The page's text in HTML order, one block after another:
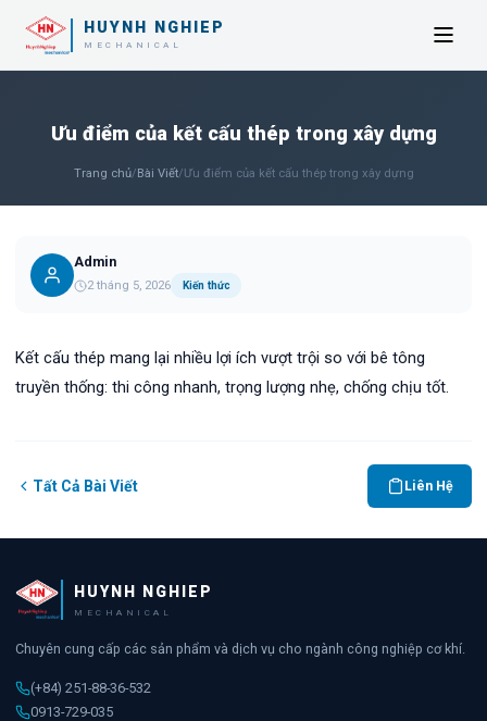
HUYNH NGHIEP
MECHANICAL
Ưu điểm của kết cấu thép trong xây dựng
Trang chủ/Bài Viết/Ưu điểm của kết cấu thép trong xây dựng
Admin
2 tháng 5, 2026 Kiến thức
Kết cấu thép mang lại nhiều lợi ích vượt trội so với bê tông
truyền thống: thi công nhanh, trọng lượng nhẹ, chống chịu tốt.
Tất Cả Bài Viết Liên Hệ
HUYNH NGHIEP
MECHANICAL
Chuyên cung cấp các sản phẩm và dịch vụ cho ngành công nghiệp cơ khí.
(+84) 251-88-36-532
0913-729-035